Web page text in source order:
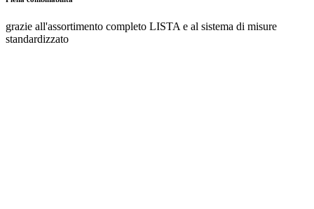
grazie all'assortimento completo LISTA e al sistema di misure
standardizzato